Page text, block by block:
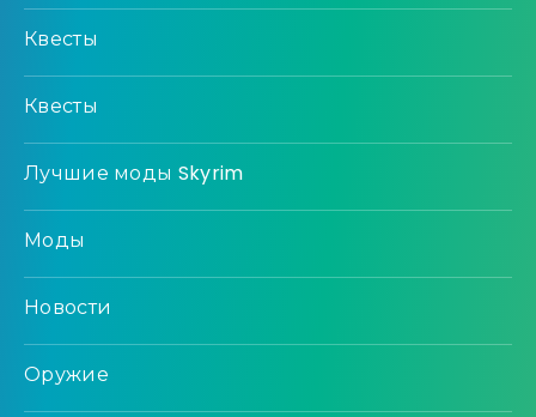
Квесты
Квесты
Лучшие моды Skyrim
Моды
Новости
Оружие